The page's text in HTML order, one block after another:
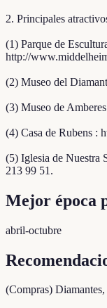
2. Principales
(1) Parque de
http://
(2) Museo del
(3) Museo de
(4) Casa de Rubens :
(5) Iglesia de Nuestra
213 99 51.
Mejor época
abril-octubre
(Compras)